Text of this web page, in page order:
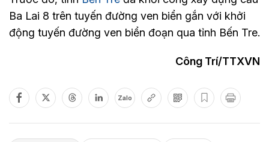
Ba Lai 8 trên tuyến đường ven biển gắn với khởi
động tuyến đường ven biển đoạn qua tỉnh Bến Tre.
Công Trí/TTXVN
Zalo